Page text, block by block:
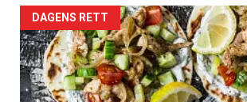
Forsiden
akkurat
nå
DAGENS RETT